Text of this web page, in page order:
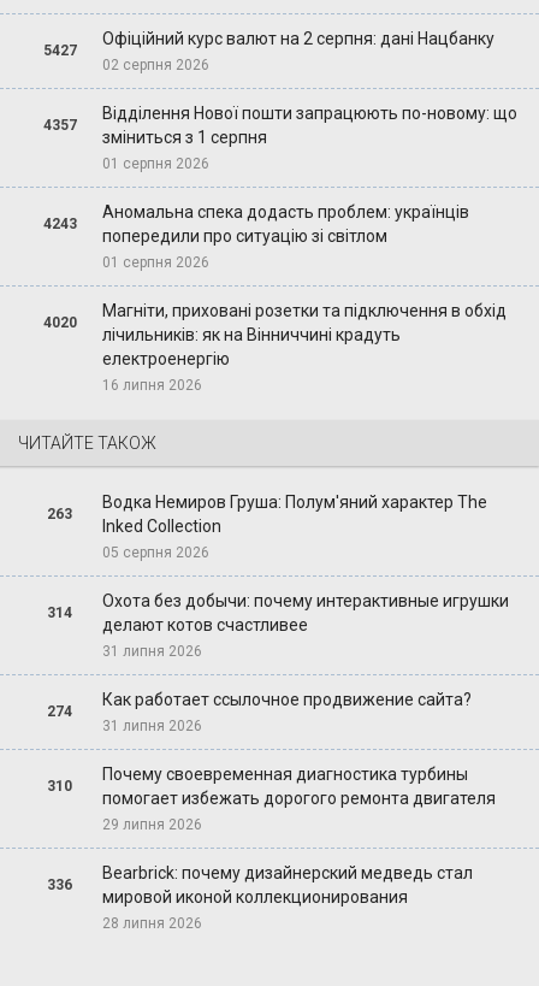
5427
Офіційний курс валют на 2 серпня: дані Нацбанку
02 серпня 2026
4357
Відділення Нової пошти запрацюють по-новому: що
зміниться з 1 серпня
01 серпня 2026
4243
Аномальна спека додасть проблем: українців
попередили про ситуацію зі світлом
01 серпня 2026
4020
Магніти, приховані розетки та підключення в обхід
лічильників: як на Вінниччині крадуть
електроенергію
16 липня 2026
ЧИТАЙТЕ ТАКОЖ
263
Водка Немиров Груша: Полум'яний характер The
Inked Collection
05 серпня 2026
314
Охота без добычи: почему интерактивные игрушки
делают котов счастливее
31 липня 2026
274
Как работает ссылочное продвижение сайта?
31 липня 2026
310
Почему своевременная диагностика турбины
помогает избежать дорогого ремонта двигателя
29 липня 2026
336
Bearbrick: почему дизайнерский медведь стал
мировой иконой коллекционирования
28 липня 2026